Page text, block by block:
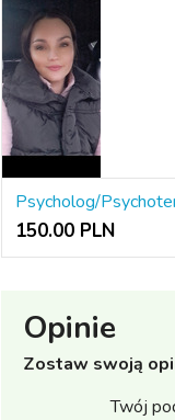
150.00 PLN
Opinie
Zostaw swoją
Twój